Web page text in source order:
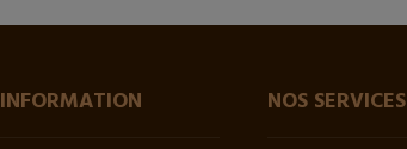
INFORMATION NOS SERVICES